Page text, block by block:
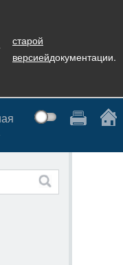
старой
версиейдокументации.